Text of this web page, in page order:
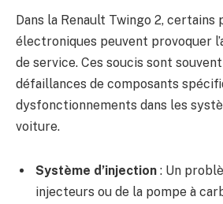
Dans la Renault Twingo 2, certains
électroniques peuvent provoquer
de service. Ces soucis sont
défaillances de composants
dysfonctionnements dans les
voiture.
Système d’injection : Un
injecteurs ou de la pompe à